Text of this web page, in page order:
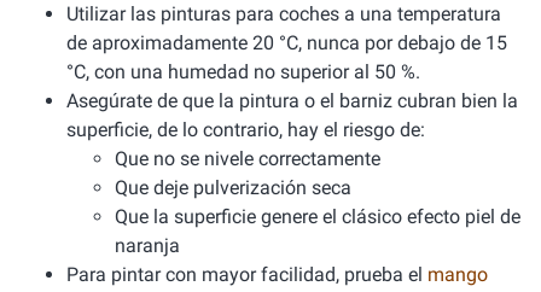
Utilizar las pinturas para coches a una temperatura
de aproximadamente 20 °C, nunca por debajo de 15
°C, con una humedad no superior al 50 %.
Asegúrate de que la pintura o el barniz cubran bien la
superficie, de lo contrario, hay el riesgo de:
Que no se nivele correctamente
Que deje pulverización seca
Que la superficie genere el clásico efecto piel de
naranja
Para pintar con mayor facilidad, prueba el mango